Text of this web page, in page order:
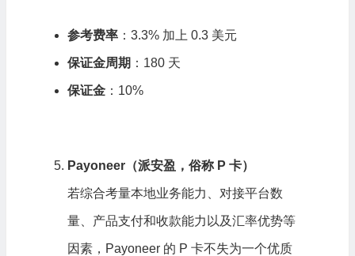
参考费率：3.3% 加上 0.3 美元
保证金周期 ：180 天
保证金：10%
Payoneer（派安盈，俗称 P 卡）
若综合考量本地业务能力、对接平台数
量、产品支付和收款能力以及汇率优势等
因素，Payoneer 的 P 卡不失为一个优质